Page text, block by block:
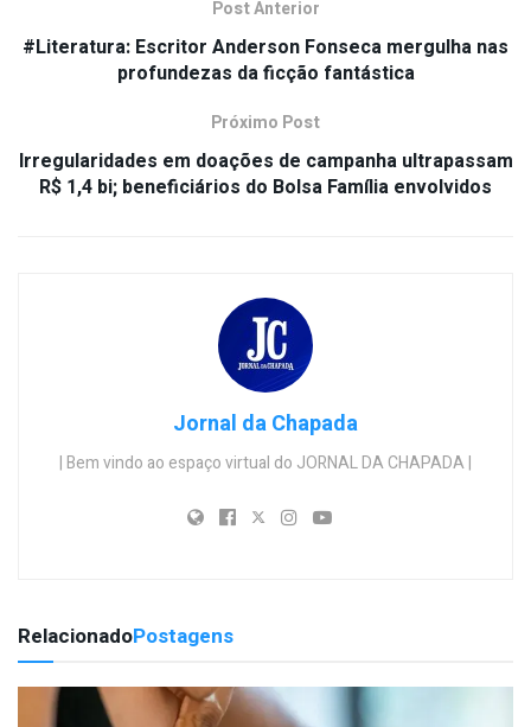
Post Anterior
#Literatura: Escritor Anderson Fonseca mergulha nas
profundezas da ficção fantástica
Próximo Post
Irregularidades em doações de campanha ultrapassam
R$ 1,4 bi; beneficiários do Bolsa Família envolvidos
Jornal da Chapada
| Bem vindo ao espaço virtual do JORNAL DA CHAPADA |
RelacionadoPostagens